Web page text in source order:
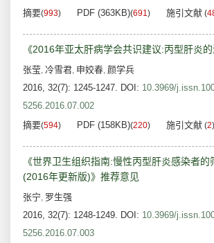
摘要(993) PDF (363KB)(691) 施引文献 (
《2016年亚太肝病学会共识建议:丙型肝炎
张莹, 冷雪君, 申姣春, 颜学兵
2016, 32(7): 1245-1247. DOI: 10.3969/
5256.2016.07.002
摘要(594) PDF (158KB)(220) 施引文献 (2)
《世界卫生组织指南:慢性丙型肝炎感染者
(2016年更新版)》推荐意见
张宁, 罗生强
2016, 32(7): 1248-1249. DOI: 10.3969/
5256.2016.07.003